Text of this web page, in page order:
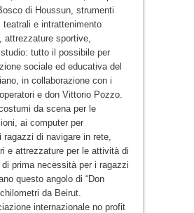
di Houssun, strumenti
teatrali e intrattenimento
attrezzature sportive,
tutto il possibile per
sociale ed educativa del
in collaborazione con i
e don Vittorio Pozzo.
da scena per le
ai computer per
ragazzi di navigare in rete,
e attrezzature per le attività di
prima necessità per i ragazzi
questo angolo di “Don
da Beirut.
internazionale no profit